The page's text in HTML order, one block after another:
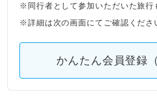
※同行者として参加いただいた旅行
※詳細は次の画面にてご確認くださ
かんたん会員登録